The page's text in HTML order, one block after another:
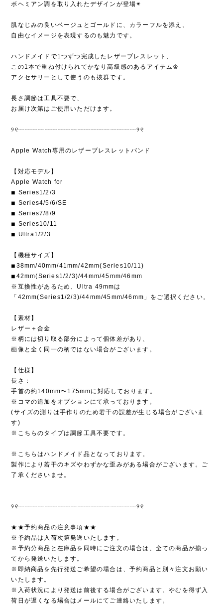
ボヘミアン調を取り入れたデザインが登場✴︎
肌なじみの良いベージュとゴールドに、カラーフルを添え、
自由なイメージを表現するのも魅力です。
ハンドメイドで1つずつ完成したレザーブレスレット、
この1本で重ね付けられてかなり高級感のあるアイテム︎︎︎♔︎
アクセサリーとして使うのも抜群です。
長さ調節は工具不要で、
お届け次第はご使用いただけます。
୨୧┈┈┈┈┈┈┈┈┈┈┈┈┈┈┈┈┈┈୨୧
Apple Watch専用のレザーブレスレットバンド
【対応モデル】
Apple Watch for
◾︎ Series1/2/3
◾︎ Series4/5/6/SE
◾︎ Series7/8/9
◾︎ Series10/11
◾︎ Ultra1/2/3
【機種サイズ】
◾︎38mm/40mm/41mm/42mm(Series10/11)
◾︎42mm(Series1/2/3)/44mm/45mm/46mm
※互換性があるため、Ultra 49mmは
「42mm(Series1/2/3)/44mm/45mm/46mm」をご選択ください。
【素材】
レザー＋合金
※柄には切り取る部分によって個体差があり、
画像と全く同一の柄ではない場合がございます。
【仕様】
長さ：
手首の約140mm〜175mmに対応しております。
※コマの追加をオプションにて承っております。
(サイズの測りは手作りのため若干の誤差が生じる場合がございま
す)
※こちらのタイプは調節工具不要です。
※こちらはハンドメイド品となっております。
製作により若干のキズやわずかな歪みがある場合がございます。ご
了承くださいませ。
୨୧┈┈┈┈┈┈┈┈┈┈┈┈┈┈┈┈┈┈୨୧
★★予約商品の注意事項★★
※予約品は入荷次第発送いたします。
※予約分商品と在庫品を同時にご注文の場合は、全ての商品が揃っ
てから発送いたします。
※即納商品を先行発送ご希望の場合は、予約商品と別々注文お願い
いたします。
※入荷状況により発送は前後する場合がございます。やむを得ず入
荷日が遅くなる場合はメールにてご連絡いたします。